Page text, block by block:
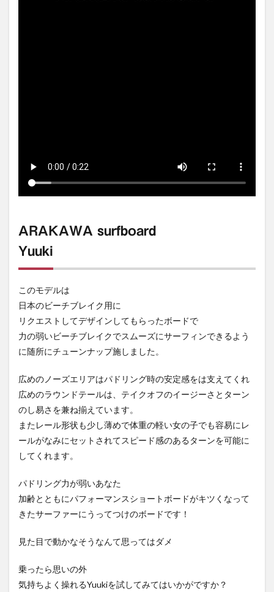
ARAKAWA surfboard
Yuuki
このモデルは
日本のビーチブレイク用に
リクエストしてデザインしてもらったボードで
力の弱いビーチブレイクでスムーズにサーフィンできるよう
に随所にチューンナップ施しました。
広めのノーズエリアはパドリング時の安定感をは支えてくれ
広めのラウンドテールは、テイクオフのイージーさとターン
のし易さを兼ね揃えています。
またレール形状も少し薄めで体重の軽い女の子でも容易にレ
ールがなみにセットされてスピード感のあるターンを可能に
してくれます。
パドリング力が弱いあなた
加齢とともにパフォーマンスショートボードがキツくなって
きたサーファーにうってつけのボードです！
見た目で動かなそうなんて思ってはダメ
乗ったら思いの外
気持ちよく操れるYuukiを試してみてはいかがですか？